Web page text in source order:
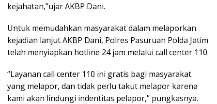
kejahatan,”ujar AKBP Dani.
Untuk memudahkan masyarakat dalam melaporkan
kejadian lanjut AKBP Dani, Polres Pasuruan Polda Jatim
telah menyiapkan hotline 24 jam melalui call center 110.
“Layanan call center 110 ini gratis bagi masyarakat
yang melapor, dan tidak perlu takut melapor karena
kami akan lindungi indentitas pelapor,” pungkasnya.